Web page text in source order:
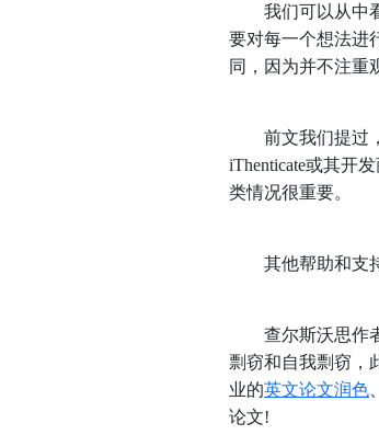
我们可以从中看
要对每一个想法进
同，因为并不注重
前文我们提过，
iThenticate或其开
类情况很重要。
其他帮助和支
查尔斯沃思作者
剽窃和自我剽窃，
业的英文论文润色
论文!